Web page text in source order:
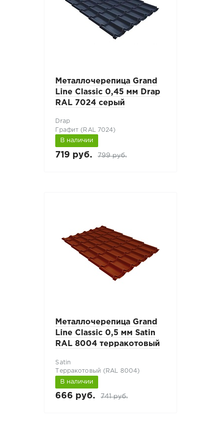
Металлочерепица Grand
Line Classic 0,45 мм Drap
RAL 7024 серый
Drap
Графит (RAL 7024)
В наличии
719 руб. 799 руб.
Металлочерепица Grand
Line Classic 0,5 мм Satin
RAL 8004 терракотовый
Satin
Терракотовый (RAL 8004)
В наличии
666 руб. 741 руб.